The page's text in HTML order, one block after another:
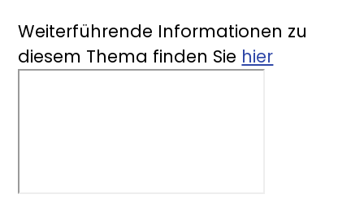
Weiterführende Informationen zu
diesem Thema finden Sie hier